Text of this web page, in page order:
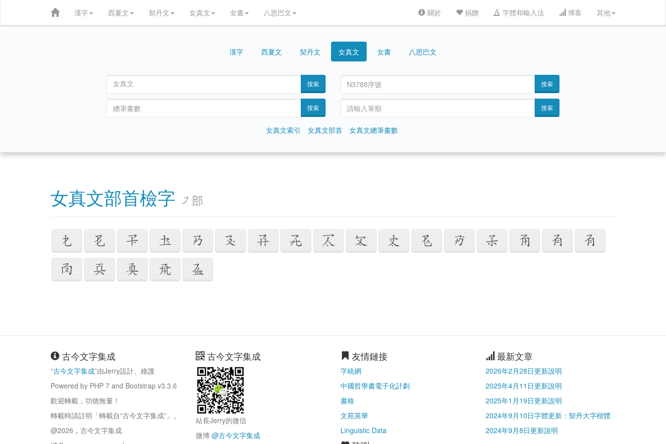
漢字 西夏文 契丹文 女真文 女書 八思巴文 關於 捐贈 字體和輸入法 博客 其他
漢字 西夏文 契丹文 女真文 女書 八思巴文
搜索 搜索
搜索 搜索
女真文索引 女真文部首 女真文總筆畫數
女真文部首檢字 部
                
    
古今文字集成
“古今文字集成”由Jerry設計、維護
Powered by PHP 7 and Bootstrap v3.3.6
歡迎轉載，功德無量！
轉載時請註明「轉載自“古今文字集成”」。
@2026，古今文字集成
古今文字集成
站長Jerry的微信
微博 @古今文字集成
友情鏈接
字統網
中國哲學書電子化計劃
書格
文苑英華
Linguistic Data
最新文章
2026年2月28日更新說明
2025年4月11日更新說明
2025年1月19日更新說明
2024年9月10日字體更新：契丹大字楷體
2024年9月8日更新說明